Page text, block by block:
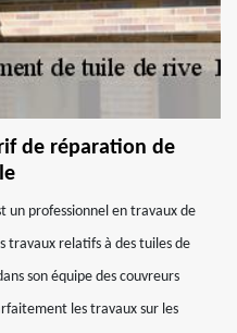
de réparation de
un professionnel en travaux de
travaux relatifs à des tuiles de
son équipe des couvreurs
les travaux sur les